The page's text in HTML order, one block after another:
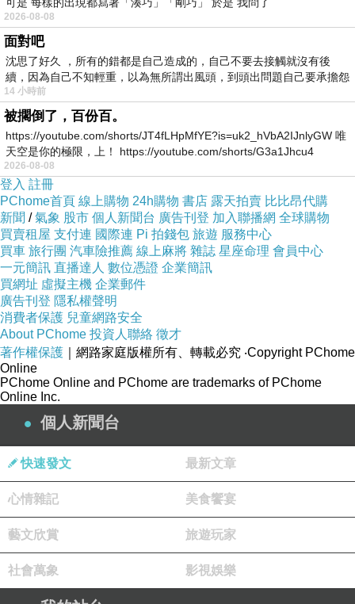
這種花在亞洲多個文化中都有重要的象徵意義。
使君子常被選用於家庭和慶祝活動中，象徵幸福與
繁榮。
2026-08-08
面對吧
沈思了好久 ，所有的錯都是自己造成的，自己不要去接觸就沒有後
續，因為自己不知輕重，以為無所謂出風頭，到頭出問題自己要承擔怨
不
14 小時前
被擱倒了，百份百。
https://youtube.com/shorts/JT4fLHpMfYE?is=uk2_hVbA2IJnlyGW 唯
天空是你的極限，上！ https://youtube.com/shorts/G3a1Jhcu4
2026-08-08
登入 註冊
PChome首頁 線上購物 24h購物 書店 露天拍賣 比比昂代購
新聞 /氣象 股市 個人新聞台 廣告刊登 加入聯播網 全球購物
買賣租屋 支付連 國際連 Pi 拍錢包 旅遊 服務中心
買車 旅行團 汽車險推薦 線上麻將 雜誌 星座命理 會員中心
一元簡訊 直播達人 數位憑證 企業簡訊
買網址 虛擬主機 企業郵件
廣告刊登 隱私權聲明
消費者保護 兒童網路安全
About PChome 投資人聯絡 徵才
著作權保護 ｜網路家庭版權所有、轉載必究 ‧Copyright PChome
Online
PChome Online and PChome are trademarks of PChome
Online Inc.
個人新聞台
快速發文 最新文章
心情雜記 美食饗宴
藝文欣賞 旅遊玩家
社會萬象 影視娛樂